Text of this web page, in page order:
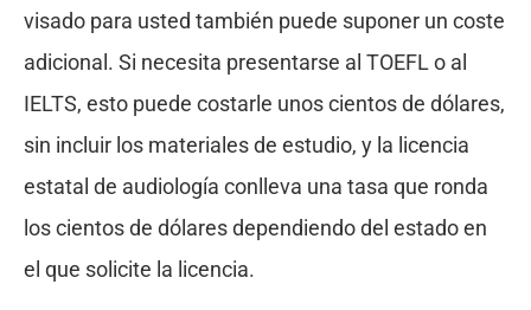
visado para usted también puede suponer un coste
adicional. Si necesita presentarse al TOEFL o al
IELTS, esto puede costarle unos cientos de dólares,
sin incluir los materiales de estudio, y la licencia
estatal de audiología conlleva una tasa que ronda
los cientos de dólares dependiendo del estado en
el que solicite la licencia.